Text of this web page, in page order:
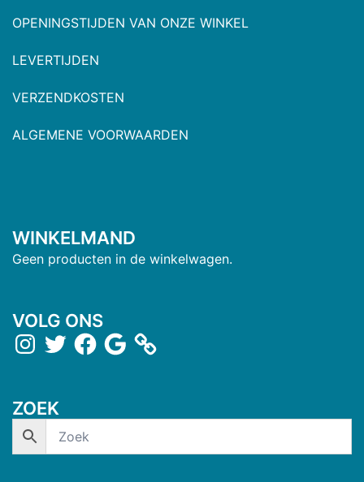
OPENINGSTIJDEN VAN ONZE WINKEL
LEVERTIJDEN
VERZENDKOSTEN
ALGEMENE VOORWAARDEN
WINKELMAND
Geen producten in de winkelwagen.
VOLG ONS
ZOEK